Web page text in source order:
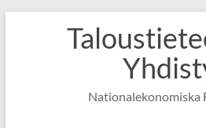
Nationalekonomiska